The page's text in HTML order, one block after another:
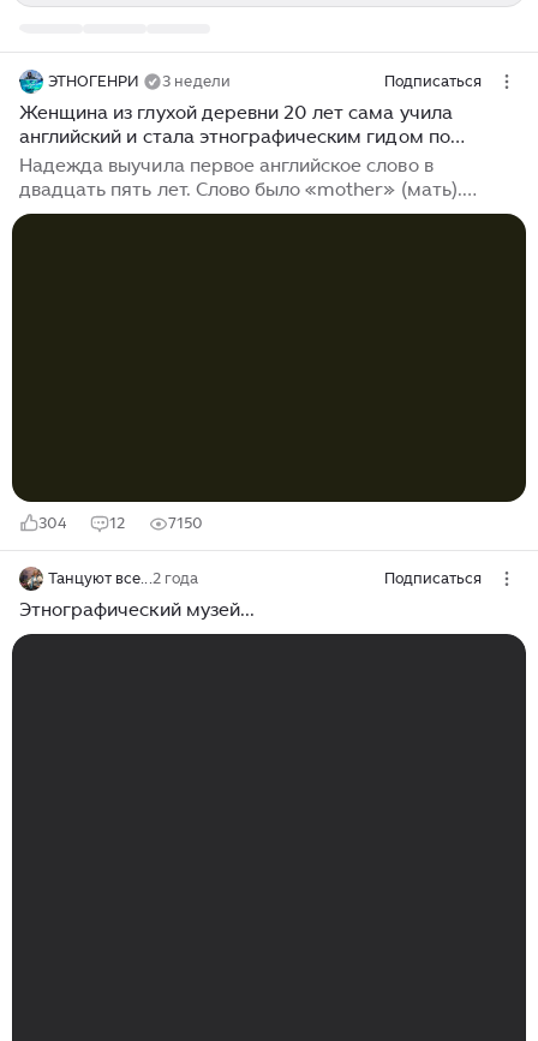
ЭТНОГЕНРИ 3 недели Подписаться
Женщина из глухой деревни 20 лет сама учила
английский и стала этнографическим гидом по
своему селу для иностранцев.
Надежда выучила первое английское слово в
двадцать пять лет. Слово было «mother» (мать).
Мать. Она нашла его в старом самоучителе
304 12 7150
Танцуют все...2 года Подписаться
Этнографический музей...